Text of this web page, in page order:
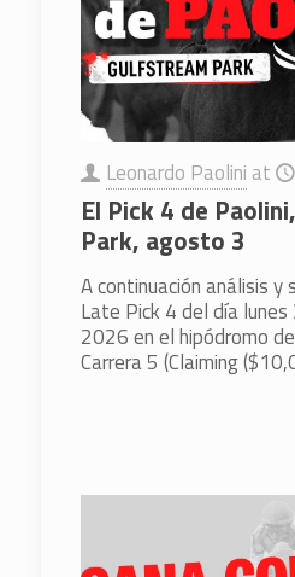
Leonardo Paolini at
El Pick 4 de
Park, agosto 3
A continuación análisis y
Late Pick 4 del día
2026 en el hipódromo
Carrera 5 (Claiming